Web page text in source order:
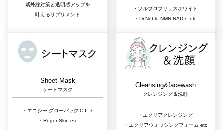
紫外線対策と透明感アップを
叶えるサプリメント
・ソルプロプリュスホワイト
・Dr.Noble NMN NAD＋ etc
Sheet Mask
シートマスク
・エニシー グローパックＣＬ＋
・RegenSkin etc
Cleansing&facewash
クレンジング＆洗顔
・エクリアクレンジング
・エクリアウォッシングフォーム etc